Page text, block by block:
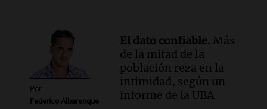
por los medios
Radioinforme 3
Por
Federico Albarenque
El dato confiable. Más
de la mitad de la
población reza en la
intimidad, según un
informe de la UBA